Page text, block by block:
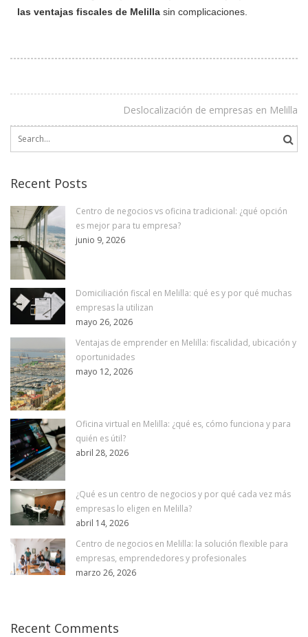
las ventajas fiscales de Melilla sin complicaciones.
Deslocalización de empresas en Melilla
Search
Recent Posts
Centro de negocios vs oficina tradicional: ¿qué opción
es mejor para tu empresa?
junio 9, 2026
Domiciliación fiscal en Melilla: qué es y por qué muchas
empresas la utilizan
mayo 26, 2026
Ventajas de emprender en Melilla: fiscalidad, ubicación y
oportunidades
mayo 12, 2026
Oficina virtual en Melilla: ¿qué es, cómo funciona y para
quién es útil?
abril 28, 2026
¿Qué es un centro de negocios y por qué cada vez más
empresas lo eligen en Melilla?
abril 14, 2026
Centro de negocios en Melilla: la solución flexible para
empresas, emprendedores y profesionales
marzo 26, 2026
Recent Comments